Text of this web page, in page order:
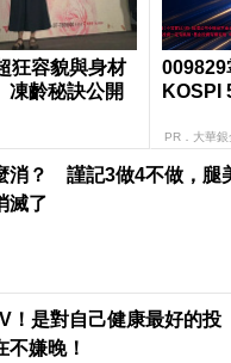
狂容貌與身材
凍齡秘訣公開
009829
KOSPI
PR．大華
消？ 謹記3做4不做，腿
滅了
！是對自己健康最好的投
不嫌晚！